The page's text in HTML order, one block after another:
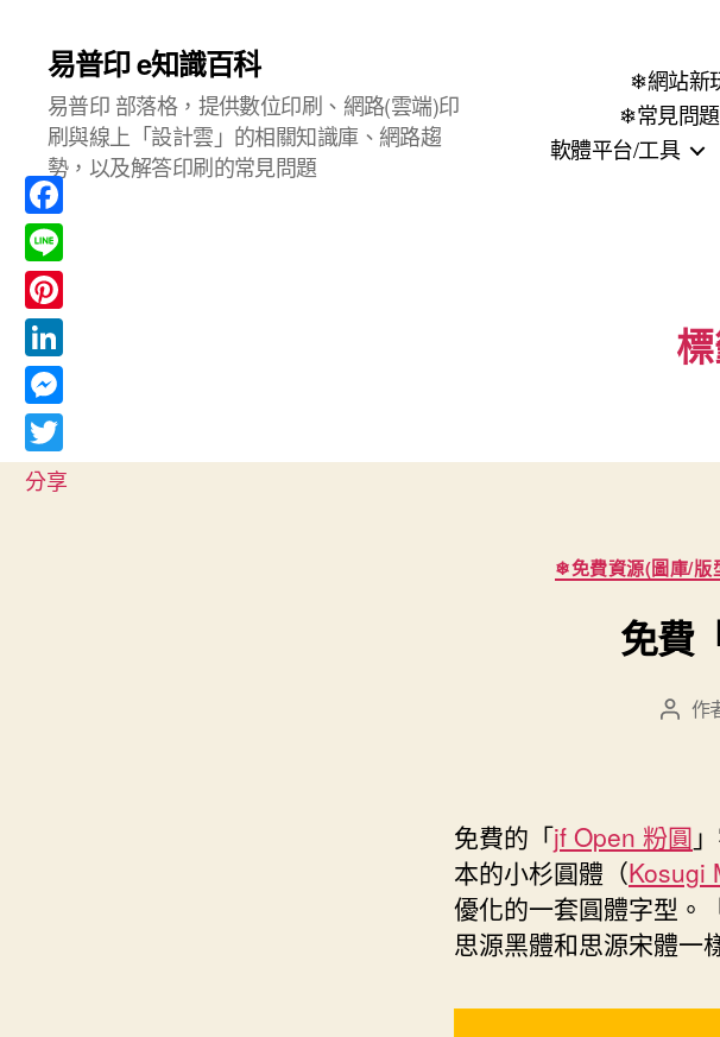
易普印 e知識百科
易普印 部落格，提供數位印刷、網路(雲端)印
刷與線上「設計雲」的相關知識庫、網路趨
勢，以及解答印刷的常見問題
❄網站新
❄常見問題
軟體平台/工具
❄免費資源(圖庫/版
免費
文 作
免費的「jf Open 粉圓
本的小杉圓體（Kosugi
優化的一套圓體字型。
思源黑體和思源宋體一
F
a
c
e
b
o
o
k
L
i
n
e
P
i
n
t
e
L
i
n
k
M
e
s
T
分享